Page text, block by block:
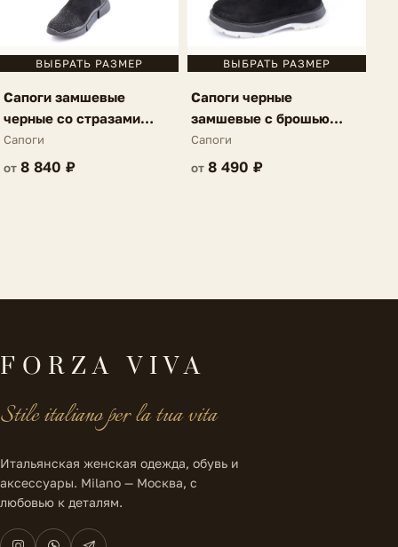
ВЫБРАТЬ РАЗМЕР
Сапоги замшевые
черные со стразами
Rochelle
Сапоги
от 8 840 ₽
ВЫБРАТЬ РАЗМЕР
Сапоги черные
замшевые с брошью
Agathe
Сапоги
от8 490 ₽
FORZA VIVA
Stile italiano per la tua vita
Итальянская женская одежда, обувь и
аксессуары. Milano — Москва, с
любовью к деталям.